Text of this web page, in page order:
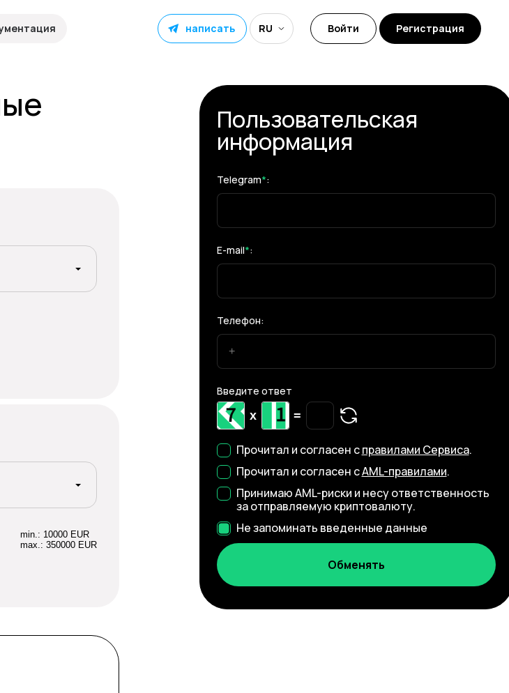
написать RU Регистрация
Войти
min.: 10000 EUR
max.: 350000 EUR
Пользовательская
информация
Telegram*:
E-mail*:
Телефон:
Введите ответ
x =
Прочитал и согласен справилами Сервиса.
Прочитал и согласен сAML-правилами.
Принимаю AML-риски и несу ответственность
за отправляемую криптовалюту.
Не запоминать введенные данные